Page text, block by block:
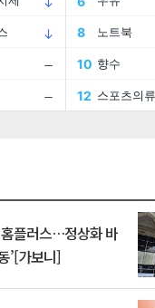
플러스…정상화 바
’[가보니]